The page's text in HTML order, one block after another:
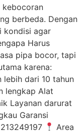
kebocoran
berbeda. Dengan
kondisi agar
Harus
pipa bocor, tapi
karena:
lebih dari 10 tahun
lengkap Alat
Layanan darurat
Garansi
Area